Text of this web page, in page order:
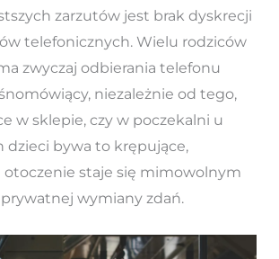
zarzutów jest brak dyskrecji
telefonicznych. Wielu rodziców
zwyczaj odbierania telefonu
niezależnie od tego,
w sklepie, czy w poczekalni u
dzieci bywa to krępujące,
otoczenie staje się mimowolnym
wymiany zdań.